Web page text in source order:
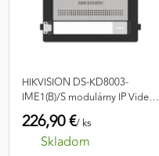
HIKVISION DS-KD8003-
IME1(B)/S modulárny IP Video-
Intercom
226,90 €/ ks
Skladom